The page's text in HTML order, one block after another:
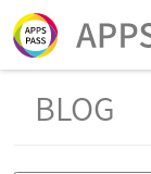
BLOG